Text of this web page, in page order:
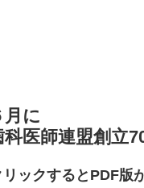
月に
科医師連盟創立
ックするとPDF版